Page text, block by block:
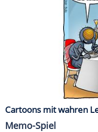
Cartoons mit wahren
Memo-Spiel